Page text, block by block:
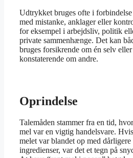
Udtrykket bruges ofte i forbindelse
med mistanke, anklager eller
for eksempel i arbejdsliv, politik
private sammenhænge. Det kan
bruges forsikrende om én selv eller
konstaterende om andre.
Oprindelse
Talemåden stammer fra en tid, hvor
mel var en vigtig handelsvare. Hvis
melet var blandet op med dårligere
ingredienser, var det et tegn på